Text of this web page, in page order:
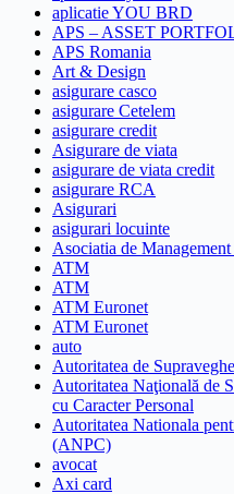
aplicatie YOU BRD
APS – ASSET
APS Romania
Art & Design
asigurare casco
asigurare Cetelem
asigurare credit
Asigurare de viata
asigurare de viata credit
asigurare RCA
Asigurari
asigurari locuinte
Asociatia de
ATM
ATM
ATM Euronet
ATM Euronet
auto
Autoritatea de
Autoritatea Naţională de
cu Caracter Personal
Autoritatea Nationala
(ANPC)
avocat
Axi card